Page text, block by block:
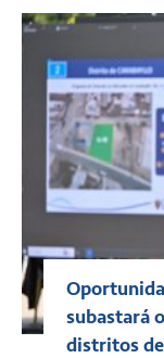
subastará
distritos